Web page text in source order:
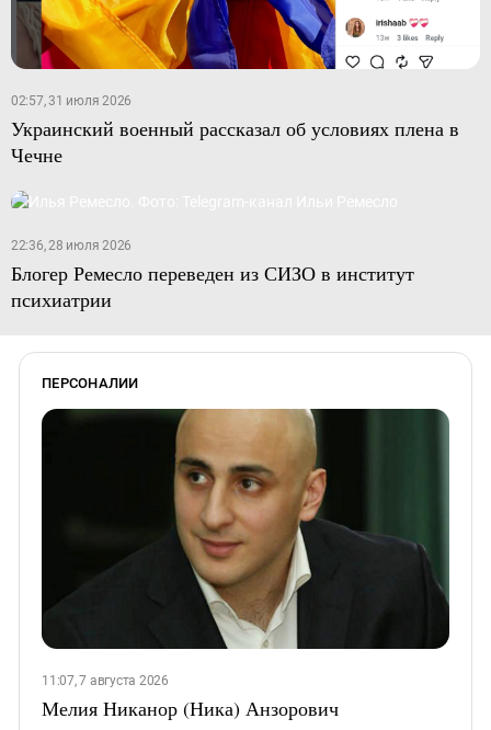
02:57, 31 июля 2026
Украинский военный рассказал об условиях плена в
Чечне
22:36, 28 июля 2026
Блогер Ремесло переведен из СИЗО в институт
психиатрии
ПЕРСОНАЛИИ
11:07, 7 августа 2026
Мелия Никанор (Ника) Анзорович